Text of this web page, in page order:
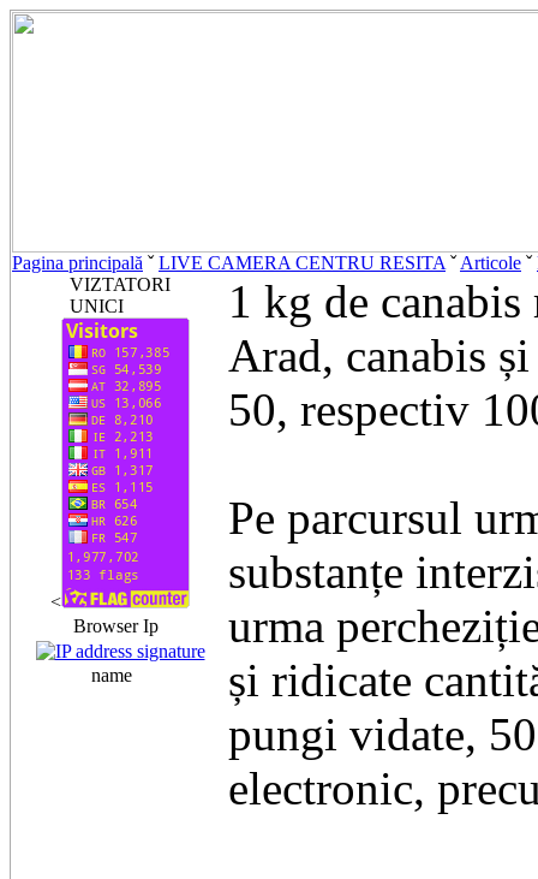
Pagina principală ˇLIVE CAMERA CENTRU RESITA ˇArticole ˇ
VIZTATORI
UNICI
<
Browser Ip
name
1 kg de
Arad, canabis
50, respectiv
Pe parcursul
substanțe
urma
și ridicate
pungi vidate,
electronic,